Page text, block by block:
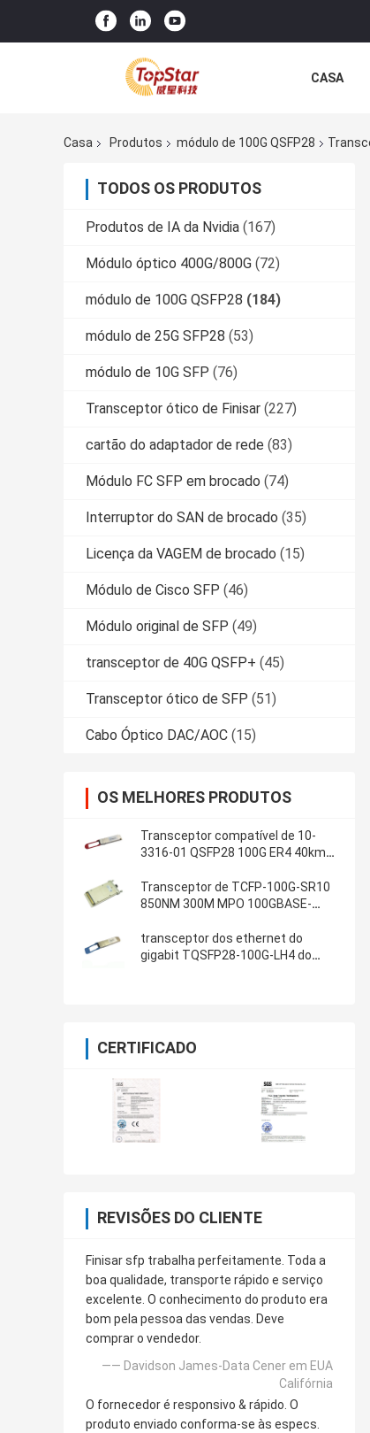
CASA
Casa Produtos módulo de 100G QSFP28
TODOS OS PRODUTOS
Produtos de IA da Nvidia (167)
Módulo óptico 400G/800G (72)
módulo de 100G QSFP28 (184)
módulo de 25G SFP28 (53)
módulo de 10G SFP (76)
Transceptor ótico de Finisar (227)
cartão do adaptador de rede (83)
Módulo FC SFP em brocado (74)
Interruptor do SAN de brocado (35)
Licença da VAGEM de brocado (15)
Módulo de Cisco SFP (46)
Módulo original de SFP (49)
transceptor de 40G QSFP+ (45)
Transceptor ótico de SFP (51)
Cabo Óptico DAC/AOC (15)
OS MELHORES PRODUTOS
Transceptor compatível de 10-
3316-01 QSFP28 100G ER4 40km
Transceptor de TCFP-100G-SR10
850NM 300M MPO 100GBASE-
transceptor dos ethernet do
gigabit TQSFP28-100G-LH4 do
CERTIFICADO
REVISÕES DO CLIENTE
Finisar sfp trabalha perfeitamente. Toda a
boa qualidade, transporte rápido e serviço
excelente. O conhecimento do produto era
bom pela pessoa das vendas. Deve
comprar o vendedor.
—— Davidson James-Data Cener em EUA
Califórnia
O fornecedor é responsivo & rápido. O
produto enviado conforma-se às especs.